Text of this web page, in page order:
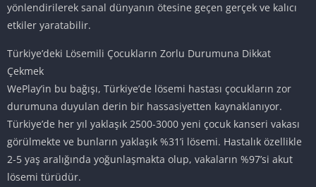
yönlendirilerek sanal dünyanın ötesine geçen gerçek ve kalıcı
etkiler yaratabilir.
Türkiye’deki Lösemili Çocukların Zorlu Durumuna Dikkat
Çekmek
WePlay’in bu bağışı, Türkiye’de lösemi hastası çocukların zor
durumuna duyulan derin bir hassasiyetten kaynaklanıyor.
Türkiye’de her yıl yaklaşık 2500-3000 yeni çocuk kanseri vakası
görülmekte ve bunların yaklaşık %31’i lösemi. Hastalık özellikle
2-5 yaş aralığında yoğunlaşmakta olup, vakaların %97’si akut
lösemi türüdür.